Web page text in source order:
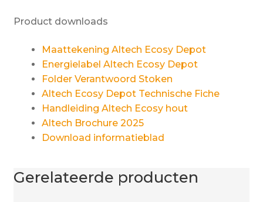
Product downloads
Maattekening Altech Ecosy Depot
Energielabel Altech Ecosy Depot
Folder Verantwoord Stoken
Altech Ecosy Depot Technische Fiche
Handleiding Altech Ecosy hout
Altech Brochure 2025
Download informatieblad
Gerelateerde producten